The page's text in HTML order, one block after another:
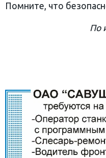
Помните, что
По